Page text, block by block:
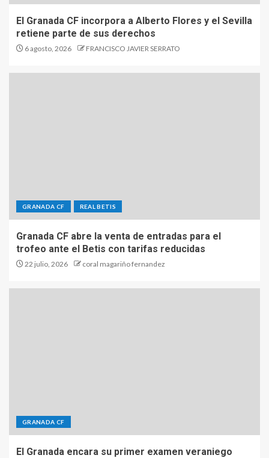
El Granada CF incorpora a Alberto Flores y el Sevilla
retiene parte de sus derechos
6 agosto, 2026 FRANCISCO JAVIER SERRATO
GRANADA CF REAL BETIS
Granada CF abre la venta de entradas para el
trofeo ante el Betis con tarifas reducidas
22 julio, 2026 coral magariño fernandez
GRANADA CF
El Granada encara su primer examen veraniego